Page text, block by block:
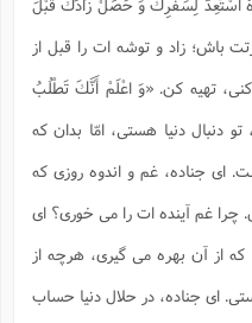
باش؛ زاد و توشه ات را قبل از
تهیه کن. «وَ اعْلَمْ أَنَّكَ تَطْلُبُ
دنبال دنیا هستی، امّا بدان که
ای جناده، غم و اندوه روزی که
غم آینده ات را می خوری؟ ای
از آن بهره می گیری، هرچه از
ای جناده، در حلال دنیا حساب